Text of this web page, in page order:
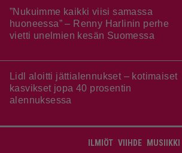
”Nukuimme kaikki viisi samassa
huoneessa” – Renny Harlinin perhe
vietti unelmien kesän Suomessa
Lidl aloitti jättialennukset – kotimaiset
kasvikset jopa 40 prosentin
alennuksessa
ILMIÖT VIIHDE MUSIIKKI